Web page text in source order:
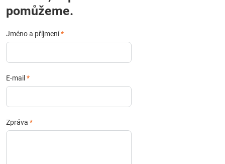
pomůžeme.
Jméno a příjmení*
E-mail *
Zpráva *